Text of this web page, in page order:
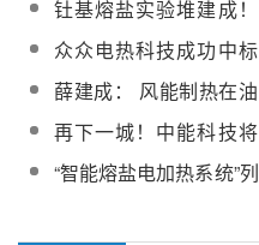
势
区，推动光热发电产业
创新发展
钍基熔盐实验堆建成！
上海建工与中科院上海
应物所深入合作
众众电热科技成功中标
华能熔盐储能装置科研
项目熔盐电加热器
薛建成： 风能制热在油
田用热及熔盐储热的优
点
再下一城！中能科技将
为全球最高海拔光热发
电项目供应5600吨导热
“智能熔盐电加热系统”列